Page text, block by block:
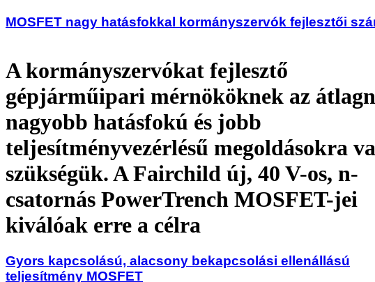
MOSFET nagy hatásfokkal kormányszervók fejlesztői
A kormányszervókat fejlesztő
gépjárműipari mérnököknek az
nagyobb hatásfokú és jobb
teljesítményvezérlésű megoldásokra
szükségük. A Fairchild új, 40 V-os, n-
csatornás PowerTrench MOSFET-jei
kiválóak erre a célra
Gyors kapcsolású, alacsony bekapcsolási ellenállású
teljesítmény MOSFET